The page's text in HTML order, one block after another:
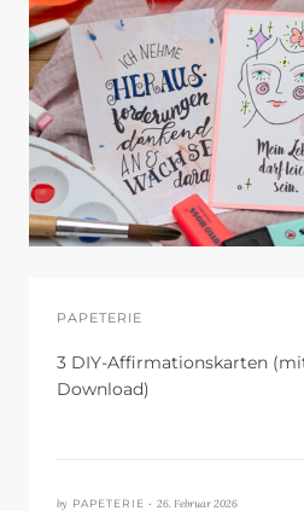
VERANSTALTUNGEN
PAPETERIE
3 DIY-Affirmationskarten
Download)
by PAPETERIE • 26. Februar 2026